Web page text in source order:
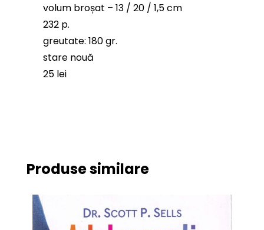
volum broșat – 13 / 20 / 1,5 cm
232 p.
greutate: 180 gr.
stare nouă
25 lei
Produse similare